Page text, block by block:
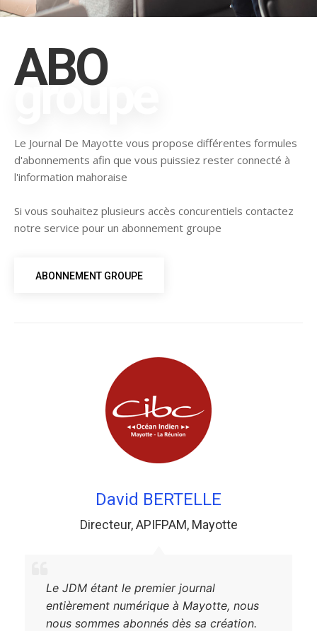
ABO
groupe
Le Journal De Mayotte vous propose différentes formules
d'abonnements afin que vous puissiez rester connecté à
l'information mahoraise
Si vous souhaitez plusieurs accès concurentiels contactez
notre service pour un abonnement groupe
ABONNEMENT GROUPE
David BERTELLE
Directeur,APIFPAM, Mayotte
Le JDM étant le premier journal
entièrement numérique à Mayotte, nous
nous sommes abonnés dès sa création.